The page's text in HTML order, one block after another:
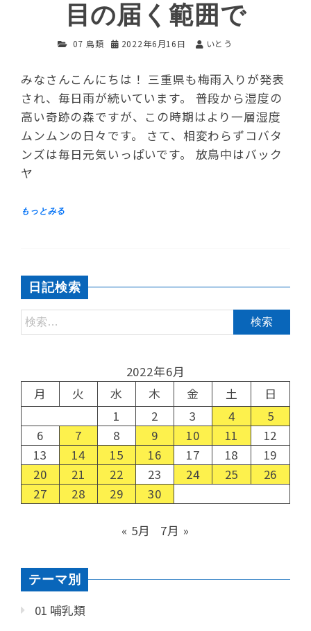
目の届く範囲で
07 鳥類 2022年6月16日 いとう
みなさんこんにちは！ 三重県も梅雨入りが発表
され、毎日雨が続いています。 普段から湿度の
高い奇跡の森ですが、この時期はより一層湿度
ムンムンの日々です。 さて、相変わらずコバタ
ンズは毎日元気いっぱいです。 放鳥中はバック
ヤ
日記検索
2022年6月
月
火 水 木 金 土
日
1
2 3 4
5
6
7 8 9 10 11
12
13
14 15 16 17 18
19
20
21 22 23 24 25
26
27
28 29 30
« 5月 7月 »
テーマ別
01 哺乳類